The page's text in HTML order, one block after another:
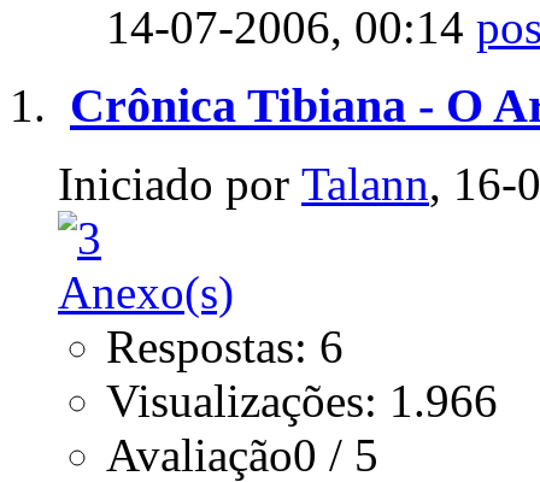
14-07-2006, 00:14
Crônica Tibiana - O
Iniciado por Talann, 16-
Respostas: 6
Visualizações: 1.966
Avaliação0 / 5